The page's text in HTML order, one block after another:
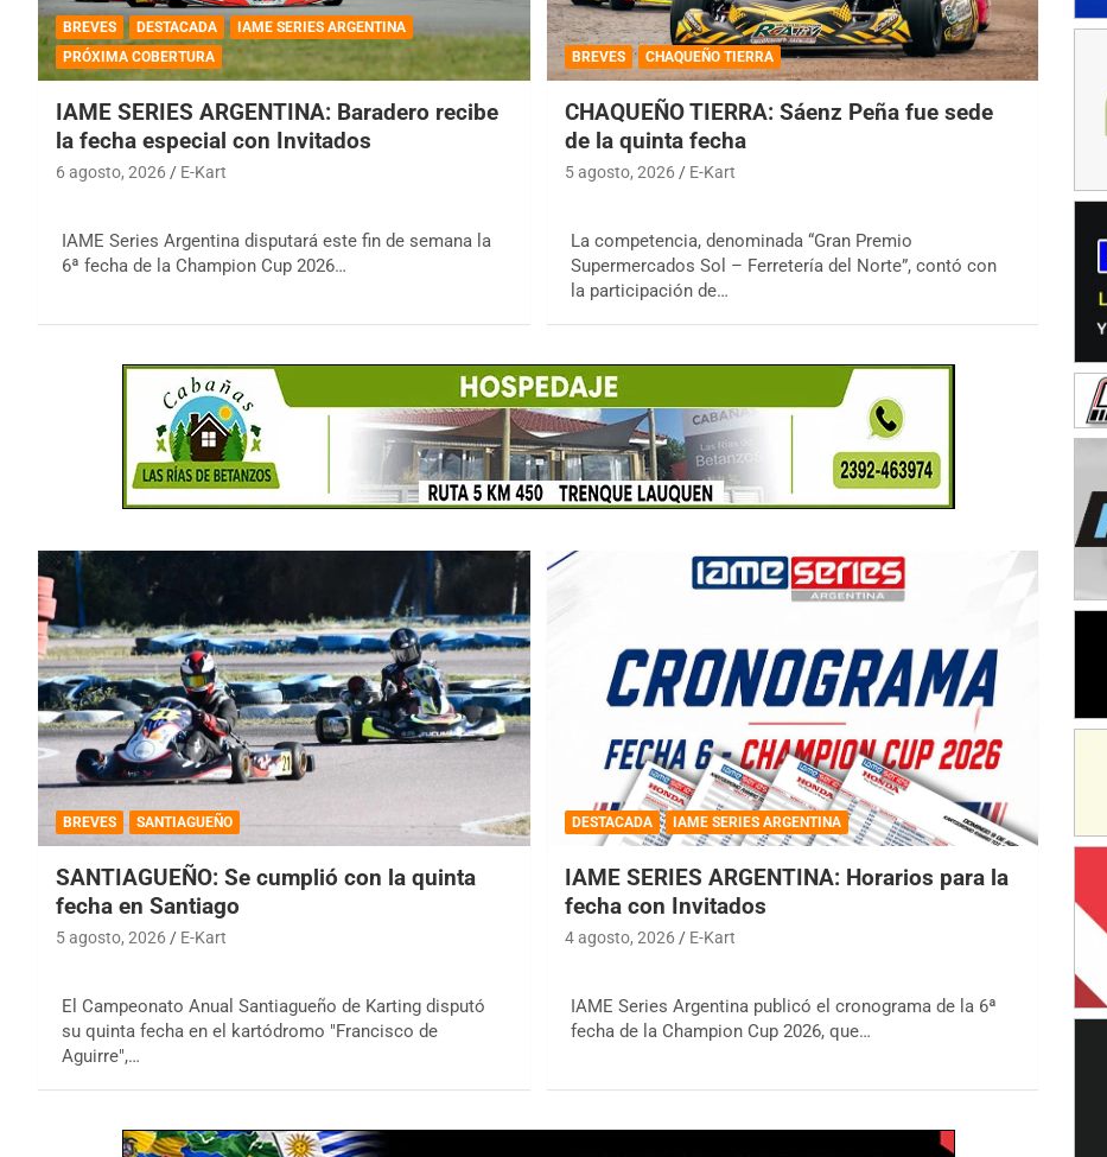
BREVES DESTACADA
IAME SERIES ARGENTINA
PRÓXIMA COBERTURA
IAME SERIES ARGENTINA: Baradero recibe
la fecha especial con Invitados
6 agosto, 2026 E-Kart
IAME Series Argentina disputará este fin de semana la
6ª fecha de la Champion Cup 2026…
BREVES CHAQUEÑO TIERRA
CHAQUEÑO TIERRA: Sáenz Peña fue sede
de la quinta fecha
5 agosto, 2026 E-Kart
La competencia, denominada “Gran Premio
Supermercados Sol – Ferretería del Norte”, contó con
la participación de…
BREVES SANTIAGUEÑO
SANTIAGUEÑO: Se cumplió con la quinta
fecha en Santiago
5 agosto, 2026 E-Kart
El Campeonato Anual Santiagueño de Karting disputó
su quinta fecha en el kartódromo "Francisco de
Aguirre",…
DESTACADA IAME SERIES ARGENTINA
IAME SERIES ARGENTINA: Horarios para la
fecha con Invitados
4 agosto, 2026 E-Kart
IAME Series Argentina publicó el cronograma de la 6ª
fecha de la Champion Cup 2026, que…